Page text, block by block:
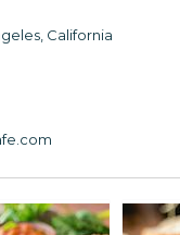
California